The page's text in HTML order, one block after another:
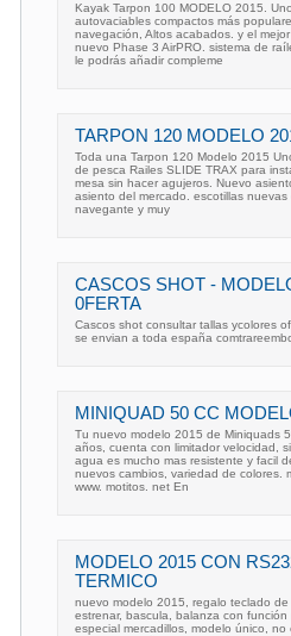
Kayak Tarpon 100 MODELO 2015.
autovaciables compactos más
navegación, Altos acabados. y el
nuevo Phase 3 AirPRO. sistema de
le podrás añadir compleme
TARPON 120 MODELO
Toda una Tarpon 120 Modelo 2015
de pesca Railes SLIDE TRAX para
mesa sin hacer agujeros. Nuevo
asiento del mercado. escotillas
navegante y muy
CASCOS SHOT -
0FERTA
Cascos shot consultar tallas ycolores
se envian a toda españa
MINIQUAD 50 CC
Tu nuevo modelo 2015 de Miniquads
años, cuenta con limitador velocidad,
agua es mucho mas resistente y facil
nuevos cambios, variedad de colores.
www. motitos. net En
MODELO 2015 CON
TERMICO
nuevo modelo 2015, regalo teclado
estrenar, bascula, balanza con
especial mercadillos, modelo único,